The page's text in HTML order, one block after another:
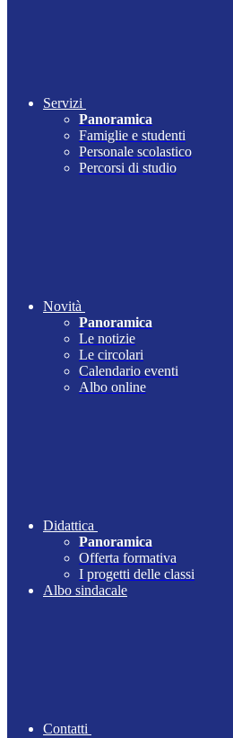
Servizi
Panoramica
Famiglie e studenti
Personale scolastico
Percorsi di studio
Novità
Panoramica
Le notizie
Le circolari
Calendario eventi
Albo online
Didattica
Panoramica
Offerta formativa
I progetti delle classi
Albo sindacale
Contatti